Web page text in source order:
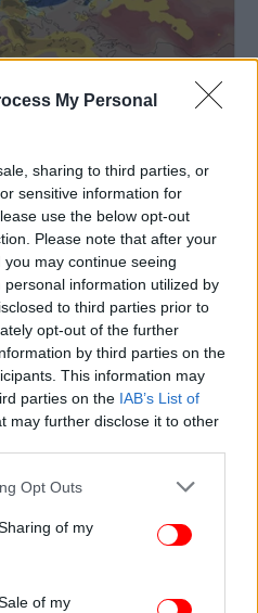
My Personal
sharing to third parties, or
sensitive information for
use the below opt-out
Please note that after your
may continue seeing
information utilized by
to third parties prior to
opt-out of the further
by third parties on the
This information may
parties on the IAB’s List of
may further disclose it to other
uses one or more Google
behaviour. You may click to
and its third-party tags to
purposes in below Google
Opt Outs
of my
of my